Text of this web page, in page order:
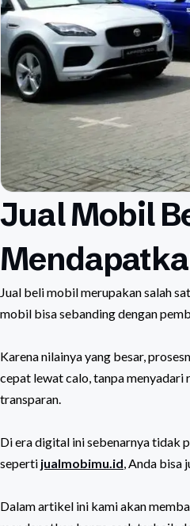
Jual Mobil
Jual beli mobil merupakan salah
mobil bisa sebanding dengan
Karena nilainya yang besar,
cepat lewat calo, tanpa menyadari
transparan.
Di era digital ini sebenarnya tidak
seperti jualmobimu.id, Anda bisa
Dalam artikel ini kami akan